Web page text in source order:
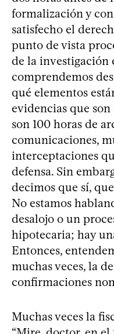
formalización y
satisfecho el
punto de vista
de la investigación
comprendemos
qué elementos
evidencias que
son 100 horas de
comunicaciones,
interceptaciones
defensa. Sin
decimos que sí,
No estamos
desalojo o un
hipotecaria; hay
Entonces,
muchas veces, la
confirmaciones
Muchas veces la